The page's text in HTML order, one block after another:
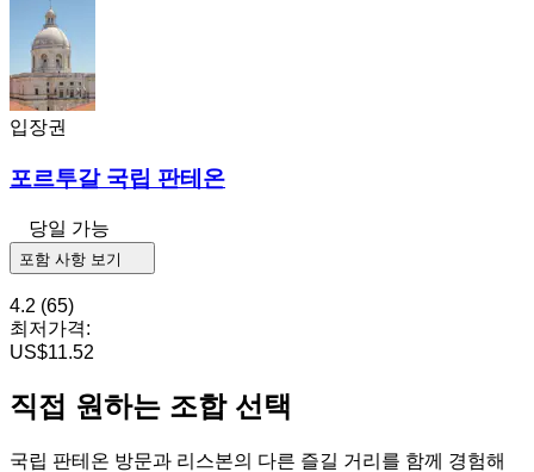
입장권
포르투갈 국립 판테온
당일 가능
포함 사항 보기
4.2 (65)
최저가격:
US$11.52
직접 원하는 조합 선택
국립 판테온 방문과 리스본의 다른 즐길 거리를 함께 경험해